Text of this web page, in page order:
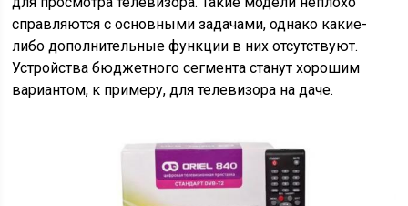
справляются с основными задачами, однако какие-
либо дополнительные функции в них отсутствуют.
Устройства бюджетного сегмента станут хорошим
вариантом, к примеру, для телевизора на даче.